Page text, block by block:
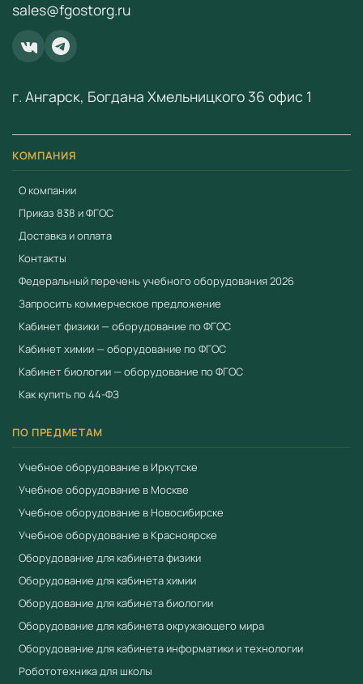
Преимущества
Соответствует ФГОС и Приказу № 838
Минпросвещения
Приоритет при госзакупках по 44-ФЗ для продукции
616)
Сертификат соответствия ЕАЭС
Прочная конструкция для интенсивной
Не требует специального обслуживания
Наглядная демонстрация физических законов
Работаем по 44-ФЗ и 223-ФЗ — полный пакет
документов для госзакупок
Купить Учебный экспонат Ряд Фибоначчи в
Учебный стандарт
Компания «Учебный стандарт» (ИНН 3801158281) —
официальный поставщик образовательного
включённое в реестр промышленной продукции
Минпромторга (ПП РФ № 719). Предоставляем выписку
из реестра, сертификаты ЕАЭС. Предоставляем счета-
фактуры, товарные накладные и гарантийные талоны.
Работаем по 44-ФЗ и 223-ФЗ. Доставка по всей России
от 3 рабочих дней. Для расчёта коммерческого
предложения:
+7 (904) 115-00-56
fgostorg.ru@yandex.ru
Произведено компанией«Научные развлечения»
(Россия). Бренд«Наураша»— лидер российского
рынка цифровых лабораторий для дошкольного и
КОМПАНИЯ
О компании
Приказ 838 и ФГОС
Доставка и оплата
Контакты
Федеральный перечень учебного оборудования 2026
Запросить коммерческое предложение
Кабинет физики — оборудование по ФГОС
Кабинет химии — оборудование по ФГОС
Кабинет биологии — оборудование по ФГОС
Как купить по 44-ФЗ
ПО ПРЕДМЕТАМ
Учебное оборудование в Иркутске
Учебное оборудование в Москве
Учебное оборудование в Новосибирске
Учебное оборудование в Красноярске
Оборудование для кабинета физики
Оборудование для кабинета химии
Оборудование для кабинета биологии
Оборудование для кабинета окружающего мира
Оборудование для кабинета информатики и технологии
Робототехника для школы
sales@fgostorg.ru
г. Ангарск, Богдана Хмельницкого 36 офис 1